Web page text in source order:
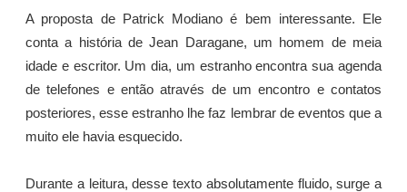
A proposta de Patrick Modiano é bem interessante. Ele
conta a história de Jean Daragane, um homem de meia
idade e escritor. Um dia, um estranho encontra sua agenda
de telefones e então através de um encontro e contatos
posteriores, esse estranho lhe faz lembrar de eventos que a
muito ele havia esquecido.
Durante a leitura, desse texto absolutamente fluido, surge a